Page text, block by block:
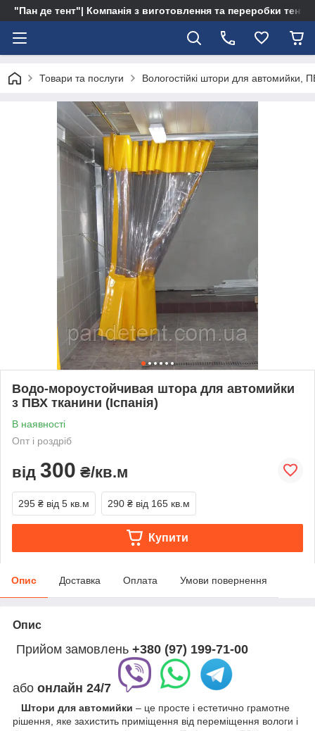
"Пан де тент"| Компанія з виготовлення та переробки тентів
Товари та послуги Вологостійкі штори для автомийки,
Водо-мороустойчивая штора для автомийки
з ПВХ тканини (Іспанія)
В наявності
Опт і роздріб
від 300 ₴/кв.м
295 ₴ від 5 кв.м 290 ₴ від 165 кв.м
Купити
Опис Доставка Оплата Умови повернення
Опис
Прийом замовлень +380 (97) 199-71-00
або онлайн 24/7
Штори для автомийки – це просте і естетично грамотне
рішення, яке захистить приміщення від переміщення вологи і